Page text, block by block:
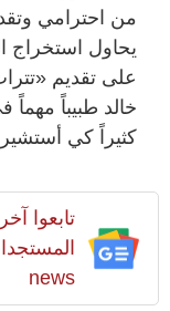
من احترامي
يحاول استخراج
على تقديم
خالد طبيباً
كثيراً كي
تابعوا
news